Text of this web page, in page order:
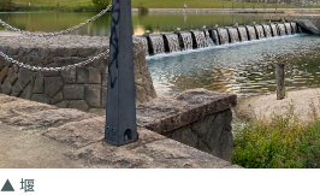
堰